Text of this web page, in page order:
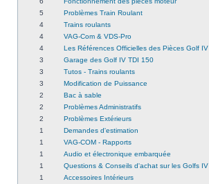
5
Problèmes Train Roulant
4
Trains roulants
4
VAG-Com & VDS-Pro
4
Les Références Officielles des Pièces Golf IV
3
Garage des Golf IV TDI 150
3
Tutos - Trains roulants
3
Modification de Puissance
2
Bac à sable
2
Problèmes Administratifs
2
Problèmes Extérieurs
1
Demandes d'estimation
1
VAG-COM - Rapports
1
Audio et électronique embarquée
1
Questions & Conseils d'achat sur les Golfs IV
1
Accessoires Intérieurs